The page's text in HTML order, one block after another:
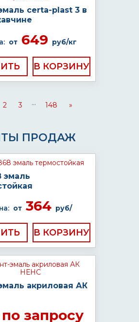
certa-plast 3 в
от649 руб/кг
2 3 ... 148 »
ПРОДАЖ
эмаль
от 364 руб/
акриловая АК
запросу